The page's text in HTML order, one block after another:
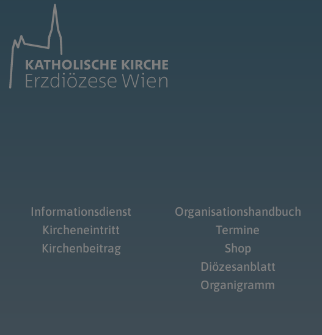
Informationsdienst
Kircheneintritt
Kirchenbeitrag
Organisationshandbuch
Termine
Shop
Diözesanblatt
Organigramm